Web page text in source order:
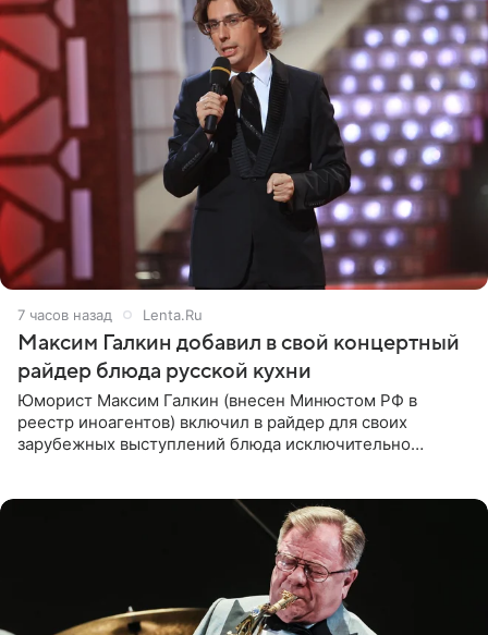
7 часов назад Lenta.Ru
Максим Галкин добавил в свой концертный
райдер блюда русской кухни
Юморист Максим Галкин (внесен Минюстом РФ в
реестр иноагентов) включил в райдер для своих
зарубежных выступлений блюда исключительно